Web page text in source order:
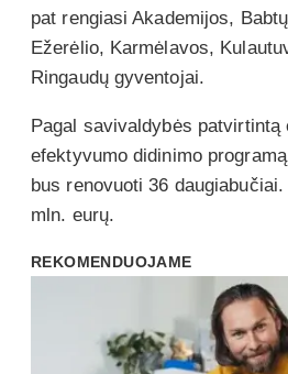
pat rengiasi Akademijos,
Ežerėlio, Karmėlavos,
Ringaudų gyventojai.
Pagal savivaldybės patvirtintą
efektyvumo didinimo
bus renovuoti 36
mln. eurų.
REKOMENDUOJAME